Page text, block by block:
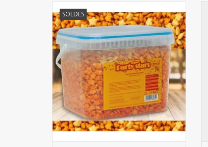
SOLDES
AJOUTER AU PANIER